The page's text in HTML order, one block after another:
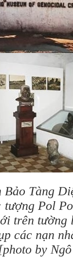
Tàng
Pol
trên tường
các nạn
by